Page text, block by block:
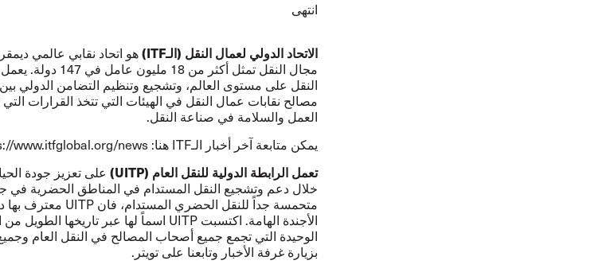
انتهى
الاتحاد الدولي لعمال النقل (الـITF
)
مجال النقل تمثل أكثر من 18 مليون عامل في 147 دولة. يعمل الـ
النقل على مستوى العالم، وتشجيع وتنظيم التضامن الدولي
مصالح نقابات عمال النقل في الهيئات التي تتخذ القرارات
العمل والسلامة في صناعة النقل.
يمكن متابعة آخر أخبار الـITF هنا:
www.itfglobal.org/news
تعمل الرابطة الدولية للنقل العام (UITP
) على تعزيز جودة
خلال دعم وتشجيع النقل المستدام في المناطق الحضرية في
متحمسة جداً للنقل الحضري المستدام، فان UITP معترف بها
الأجندة الهامة. اكتسبت UITP اسماً لها عبر تاريخها الطويل
الوحيدة التي تجمع جميع أصحاب المصالح في النقل العام
بزيارة غرفة الأخبار وتابعنا على تويتر .